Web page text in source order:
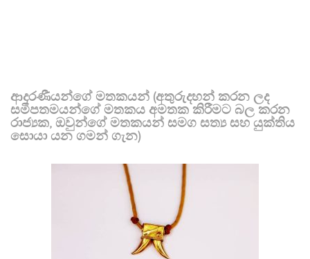
ආදරණීයන්ගේ මතකයන් (අතුරුදහන් කරන ලද
සමීපතමයන්ගේ මතකය අමතක කිරීමට බල කරන
රාජ්‍යක, ඔවුන්ගේ මතකයන් සමග සත්‍ය සහ යුක්තිය
සොයා යන ගමන් ගැන)